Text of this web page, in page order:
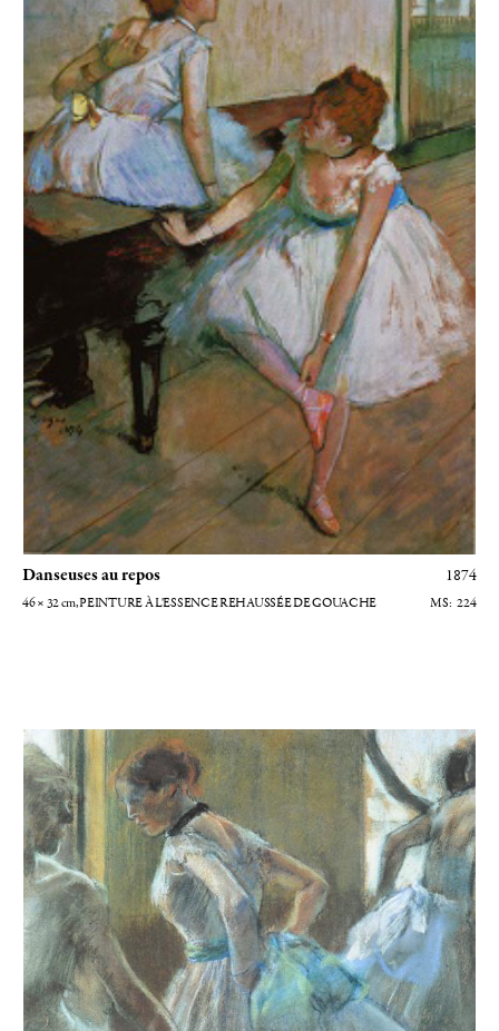
Danseuses au repos 1874
46 × 32cm , PEINTURE À L'ESSENCE REHAUSSÉE DE GOUACHE 224
Préparation à la classe de danse